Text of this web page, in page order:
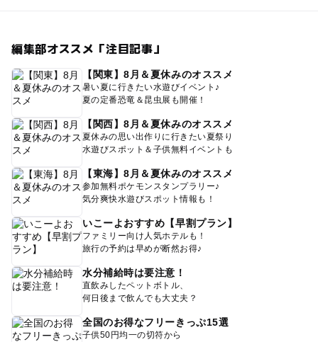
編集部オススメ「注目記事」
【関東】8月＆夏休みのオススメ
暑い夏に行きたい水遊びイベント♪
夏の定番恐竜＆昆虫展も開催！
【関西】8月＆夏休みのオススメ
夏休みの思い出作りに行きたい夏祭り
水遊びスポット＆子供無料イベントも
【東海】8月＆夏休みのオススメ
参加無料ポケモンスタンプラリー♪
気分爽快水遊びスポット情報も！
いこーよおすすめ【早割プラン】
ファミリー向け人気ホテルも！
旅行の予約は早めが断然お得♪
水分補給時は要注意！
直飲みしたペットボトル、
何日後まで飲んでも大丈夫？
全国のお得なフリーきっぷ15選
子供50円均一の切符から